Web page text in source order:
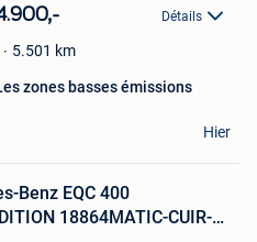
Détails
5.501 km
zones basses émissions
Hier
Benz EQC 400
18864MATIC-CUIR-